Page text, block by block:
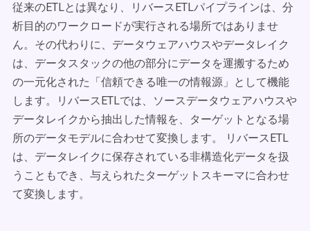
従来のETLとは異なり、リバースETLパイプラインは、分
析目的のワークロードが実行される場所ではありませ
ん。その代わりに、データウェアハウスやデータレイク
は、データスタックの他の部分にデータを運搬するため
の一元化された「信頼できる唯一の情報源 」として機能
します。リバースETLでは、ソースデータウェアハウスや
データレイクから抽出した情報を、ターゲットとなる場
所のデータモデルに合わせて変換します。 リバースETL
は、データレイクに保存されている非構造化データを扱
うこともでき、与えられたターゲットスキーマに合わせ
て変換します。